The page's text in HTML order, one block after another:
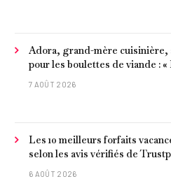
Adora, grand-mère cuisinière,
pour les boulettes de viande :
curcuma, du poivre, une
7 AOÛT 2026
Les 10 meilleurs forfaits
selon les avis vérifiés de
6 AOÛT 2026